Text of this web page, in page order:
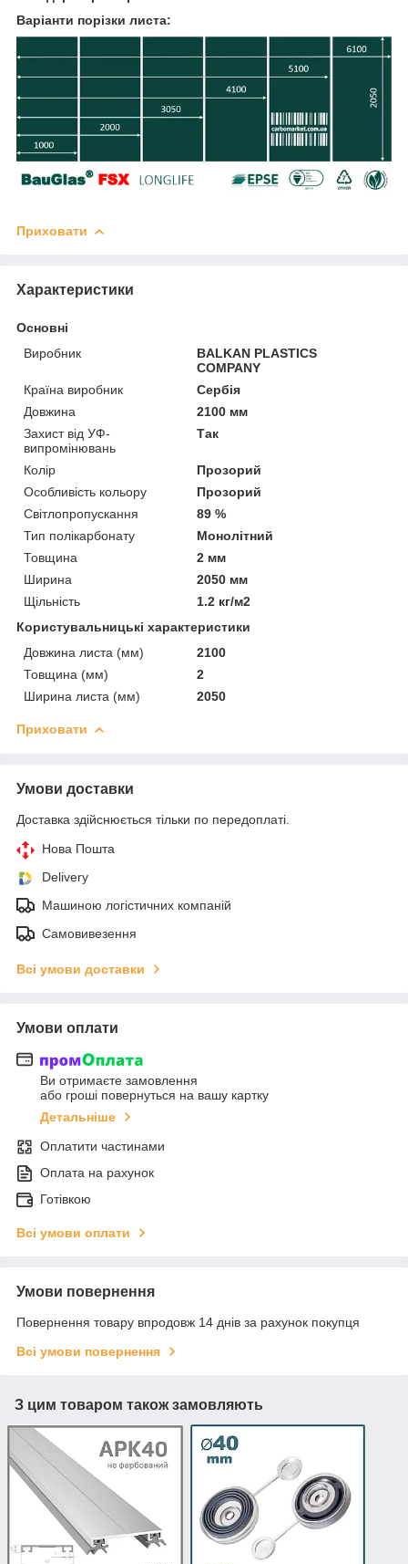
Варіанти порізки листа:
Приховати
Характеристики
Основні
Виробник
BALKAN PLASTICS
COMPANY
Країна виробник
Сербія
Довжина
2100 мм
Захист від УФ-
випромінювань
Так
Колір
Прозорий
Особливість кольору
Прозорий
Світлопропускання
89 %
Тип полікарбонату
Монолітний
Товщина
2 мм
Ширина
2050 мм
Щільність
1.2 кг/м2
Користувальницькі характеристики
Довжина листа (мм)
2100
Товщина (мм)
2
Ширина листа (мм)
2050
Приховати
Умови доставки
Доставка здійснюється тільки по передоплаті.
Нова Пошта
Delivery
Машиною логістичних компаній
Самовивезення
Всі умови доставки
Умови оплати
Ви отримаєте замовлення
або гроші повернуться на вашу картку
Детальніше
Оплатити частинами
Оплата на рахунок
Готівкою
Всі умови оплати
Умови повернення
Повернення товару впродовж 14 днів за рахунок покупця
Всі умови повернення
З цим товаром також замовляють